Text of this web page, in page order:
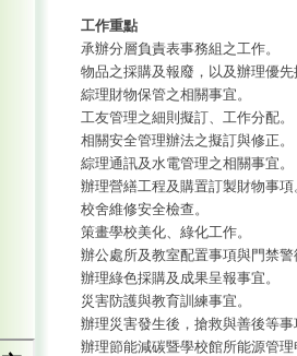
工作重點
承辦分層負責表事務組之工作。
物品之採購及報廢，以及辦理優
綜理財物保管之相關事宜。
工友管理之細則擬訂、工作分配。
相關安全管理辦法之擬訂與修正。
綜理通訊及水電管理之相關事宜。
辦理營繕工程及購置訂製財物事項
校舍維修安全檢查。
策畫學校美化、綠化工作。
辦公處所及教室配置事項與門禁
辦理綠色採購及成果呈報事宜。
災害防護與教育訓練事宜。
辦理災害發生後，搶救與善後等事
辦理節能減碳暨學校館所能源管